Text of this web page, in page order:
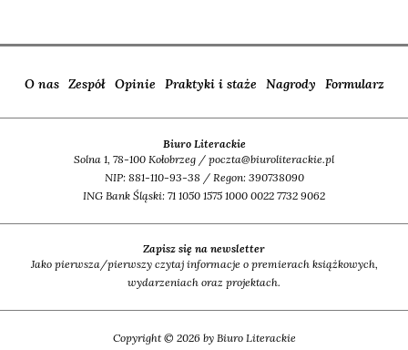
O nas Zespół Opinie Praktyki i staże Nagrody Formularz
Biuro Literackie
Solna 1, 78-100 Kołobrzeg / poczta@biuroliterackie.pl
NIP: 881-110-93-38 / Regon: 390738090
ING Bank Śląski: 71 1050 1575 1000 0022 7732 9062
Zapisz się na newsletter
Jako pierwsza/pierwszy czytaj informacje o premierach książkowych,
wydarzeniach oraz projektach.
Copyright © 2026 by Biuro Literackie